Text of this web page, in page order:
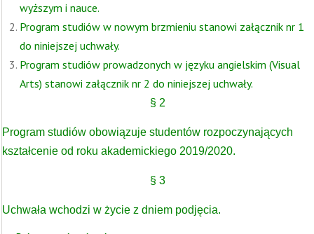
wyższym i nauce.
Program studiów w nowym brzmieniu stanowi załącznik nr 1
do niniejszej uchwały.
Program studiów prowadzonych w języku angielskim (Visual
Arts) stanowi załącznik nr 2 do niniejszej uchwały.
§ 2
Program studiów obowiązuje studentów rozpoczynających
kształcenie od roku akademickiego 2019/2020.
§ 3
Uchwała wchodzi w życie z dniem podjęcia.